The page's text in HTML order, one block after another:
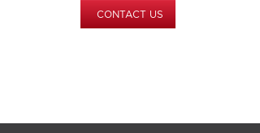
CONTACT US